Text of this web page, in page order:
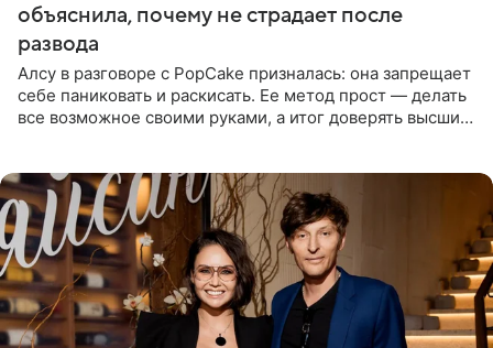
объяснила, почему не страдает после
развода
Алсу в разговоре с PopCake призналась: она запрещает
себе паниковать и раскисать. Ее метод прост — делать
все возможное своими руками, а итог доверять высшим